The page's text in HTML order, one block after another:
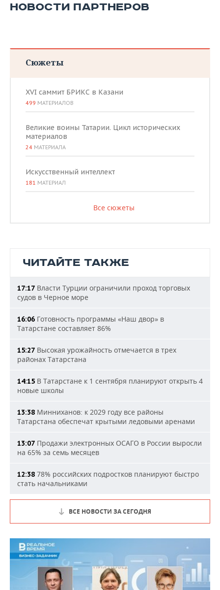
НОВОСТИ ПАРТНЕРОВ
Сюжеты
XVI саммит БРИКС в Казани
499 МАТЕРИАЛОВ
Великие воины Татарии. Цикл исторических
материалов
24 МАТЕРИАЛА
Искусственный интеллект
181 МАТЕРИАЛ
Все сюжеты
ЧИТАЙТЕ ТАКЖЕ
17:17 Власти Турции ограничили проход торговых
судов в Черное море
16:06 Готовность программы «Наш двор» в
Татарстане составляет 86%
15:27 Высокая урожайность отмечается в трех
районах Татарстана
14:15 В Татарстане к 1 сентября планируют открыть 4
новые школы
13:38 Минниханов: к 2029 году все районы
Татарстана обеспечат крытыми ледовыми аренами
13:07 Продажи электронных ОСАГО в России выросли
на 65% за семь месяцев
12:38 78% российских подростков планируют быстро
стать начальниками
ВСЕ НОВОСТИ ЗА СЕГОДНЯ